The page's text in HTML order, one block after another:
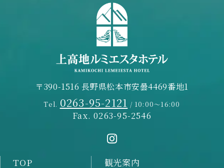
〒390-1516 長野県松本市安曇4469番地1
Tel. 0263-95-2121 / 10:00～16:00
Fax. 0263-95-2546
TOP
観光案内